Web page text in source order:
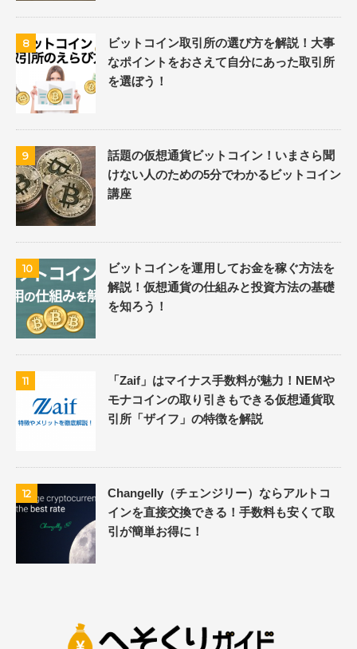
8
ビットコイン取引所の選び方を解説！大事
なポイントをおさえて自分にあった取引所
を選ぼう！
9
話題の仮想通貨ビットコイン！いまさら聞
けない人のための5分でわかるビットコイン
講座
10
ビットコインを運用してお金を稼ぐ方法を
解説！仮想通貨の仕組みと投資方法の基礎
を知ろう！
11
「Zaif」はマイナス手数料が魅力！NEMや
モナコインの取り引きもできる仮想通貨取
引所「ザイフ」の特徴を解説
12
Changelly（チェンジリー）ならアルトコ
インを直接交換できる！手数料も安くて取
引が簡単お得に！